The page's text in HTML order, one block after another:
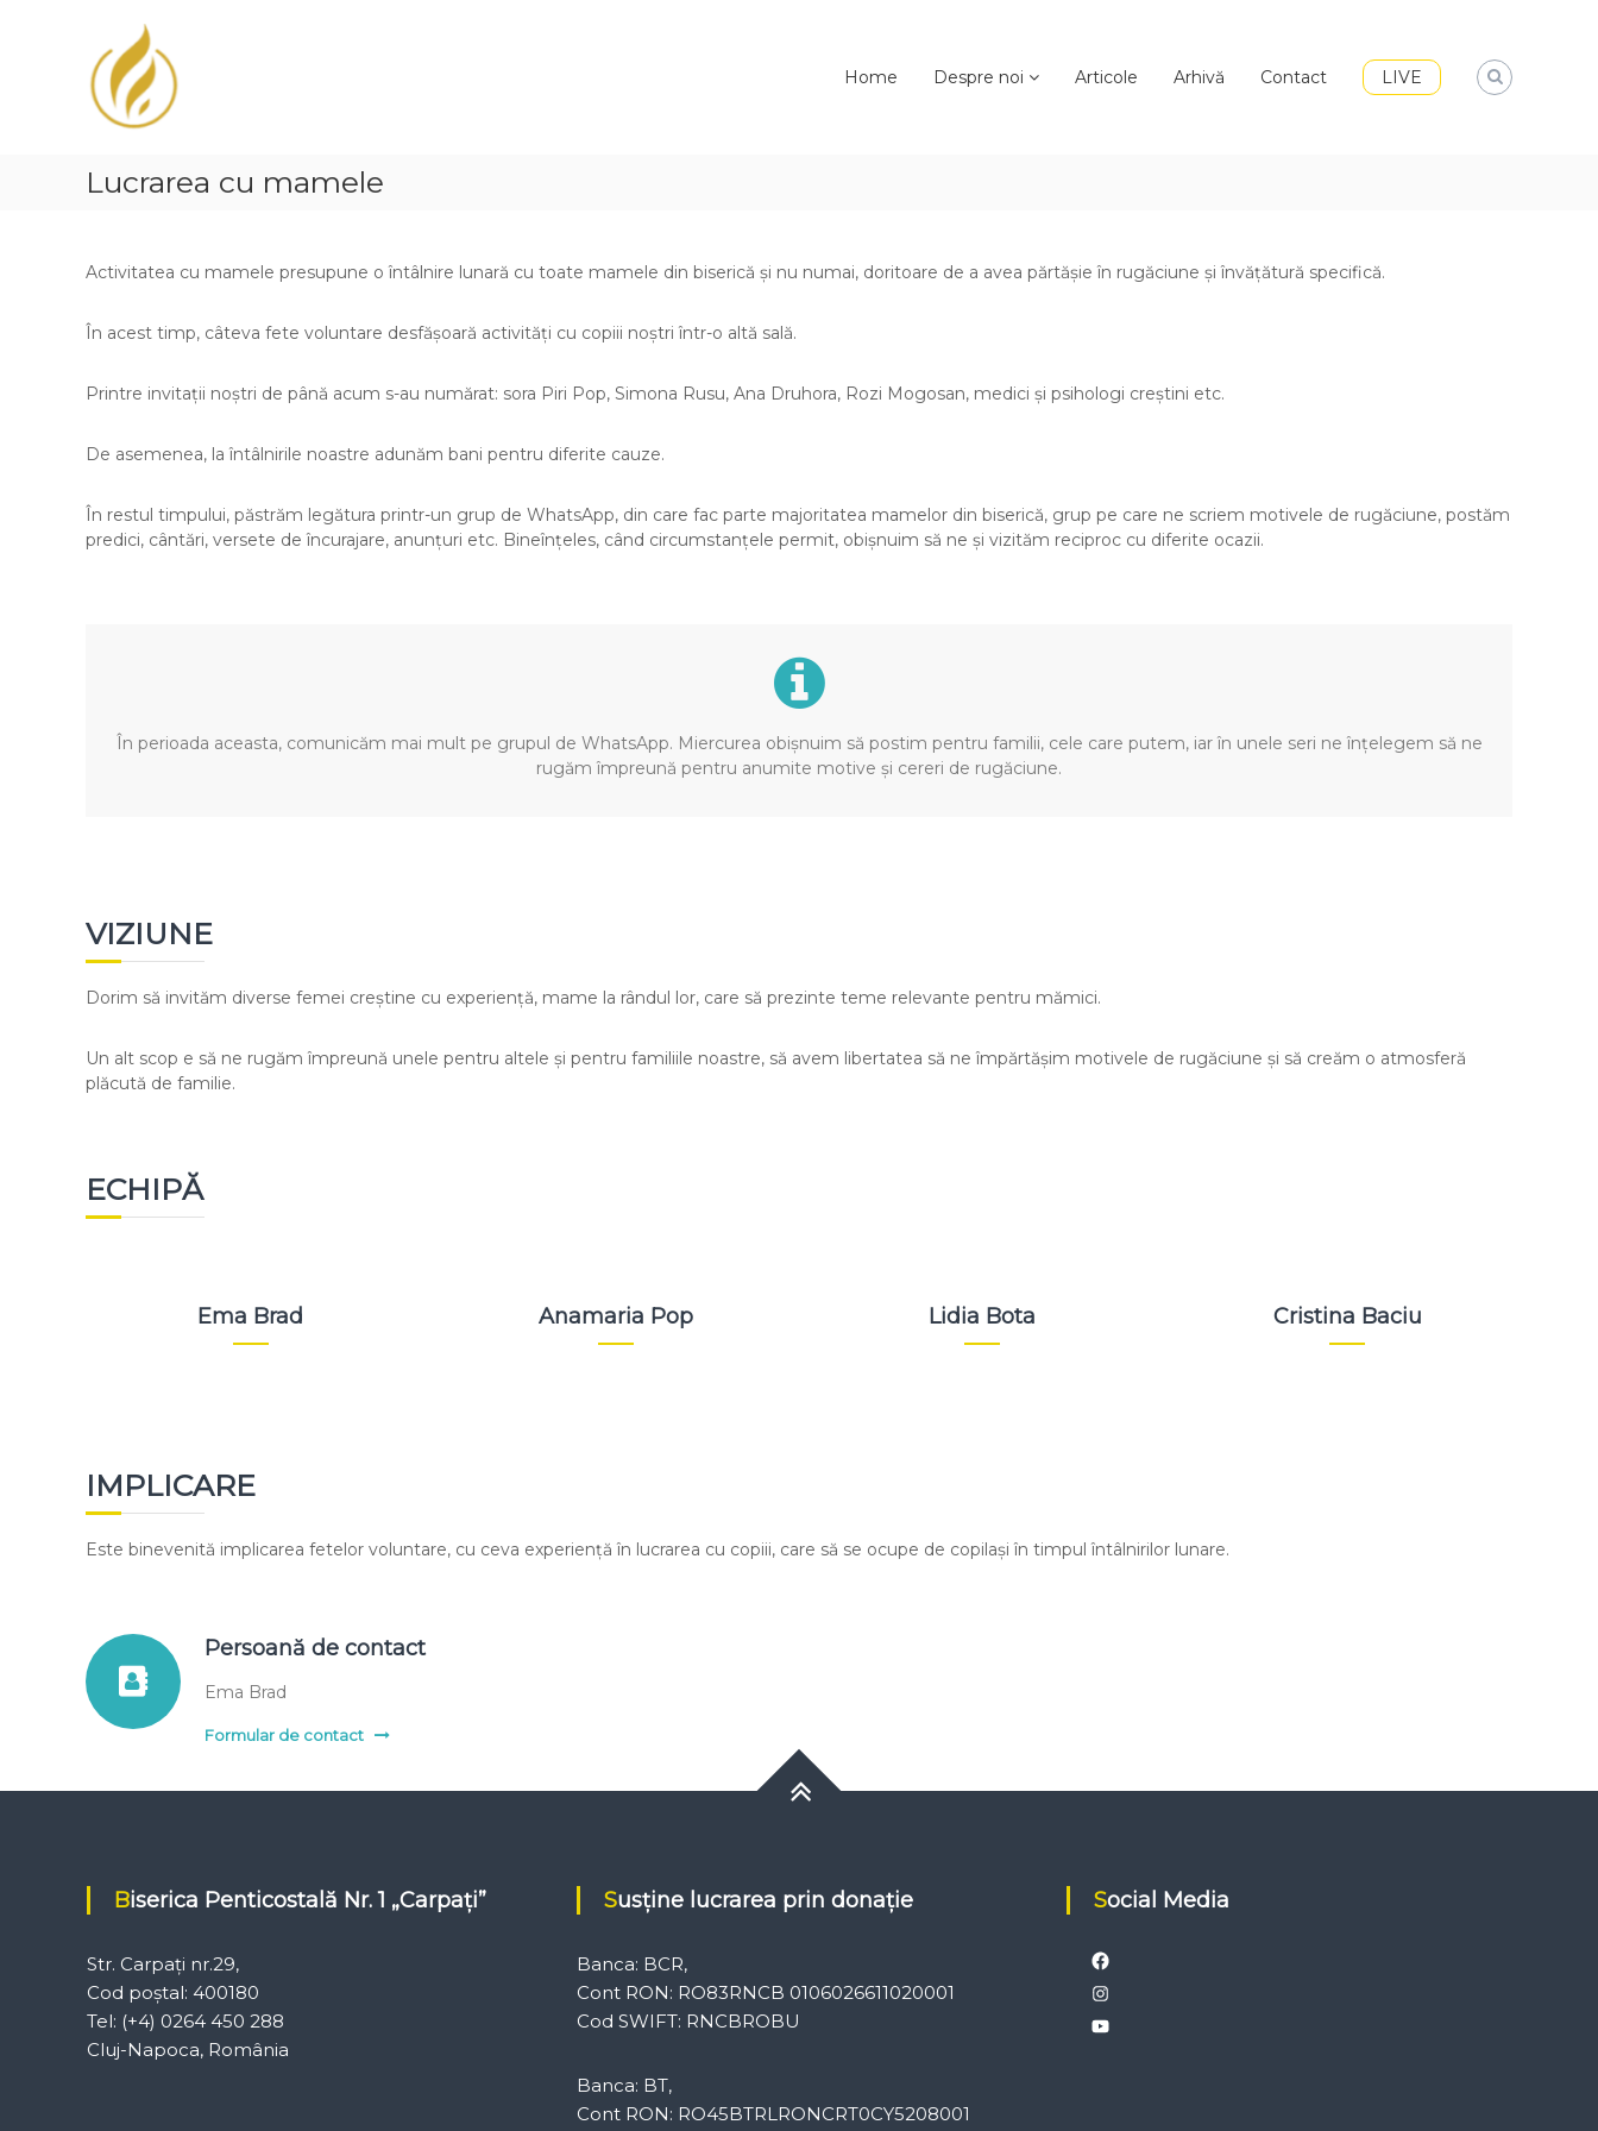
Biserica
Penticostală
nr
1
de
Home Despre noi Articole Arhivă Contact LIVE
Lucrarea cu mamele
Activitatea cu mamele presupune o întâlnire lunară cu toate mamele din biserică și nu numai, doritoare de a avea părtășie în rugăciune și învățătură specifică.
În acest timp, câteva fete voluntare desfășoară activități cu copiii noștri într-o altă sală.
Printre invitații noștri de până acum s-au numărat: sora Piri Pop, Simona Rusu, Ana Druhora, Rozi Mogosan, medici și psihologi creștini etc.
De asemenea, la întâlnirile noastre adunăm bani pentru diferite cauze.
În restul timpului, păstrăm legătura printr-un grup de WhatsApp, din care fac parte majoritatea mamelor din biserică, grup pe care ne scriem motivele de rugăciune, postăm
predici, cântări, versete de încurajare, anunțuri etc. Bineînțeles, când circumstanțele permit, obișnuim să ne și vizităm reciproc cu diferite ocazii.
În perioada aceasta, comunicăm mai mult pe grupul de WhatsApp. Miercurea obișnuim să postim pentru familii, cele care putem, iar în unele seri ne înțelegem să ne
rugăm împreună pentru anumite motive și cereri de rugăciune.
VIZIUNE
Dorim să invităm diverse femei creștine cu experiență, mame la rândul lor, care să prezinte teme relevante pentru mămici.
Un alt scop e să ne rugăm împreună unele pentru altele și pentru familiile noastre, să avem libertatea să ne împărtășim motivele de rugăciune și să creăm o atmosferă
plăcută de familie.
ECHIPĂ
Ema Brad Anamaria Pop Lidia Bota Cristina Baciu
IMPLICARE
Este binevenită implicarea fetelor voluntare, cu ceva experiență în lucrarea cu copiii, care să se ocupe de copilași în timpul întâlnirilor lunare.
Persoană de contact
Ema Brad
Formular de contact
Biserica Penticostală Nr. 1 „Carpați”
Str. Carpați nr.29,
Cod poștal: 400180
Tel: (+4) 0264 450 288
Cluj-Napoca, România
Susține lucrarea prin donație
Banca: BCR,
Cont RON: RO83RNCB 0106026611020001
Cod SWIFT: RNCBROBU
Banca: BT,
Cont RON: RO45BTRLRONCRT0CY5208001
Social Media